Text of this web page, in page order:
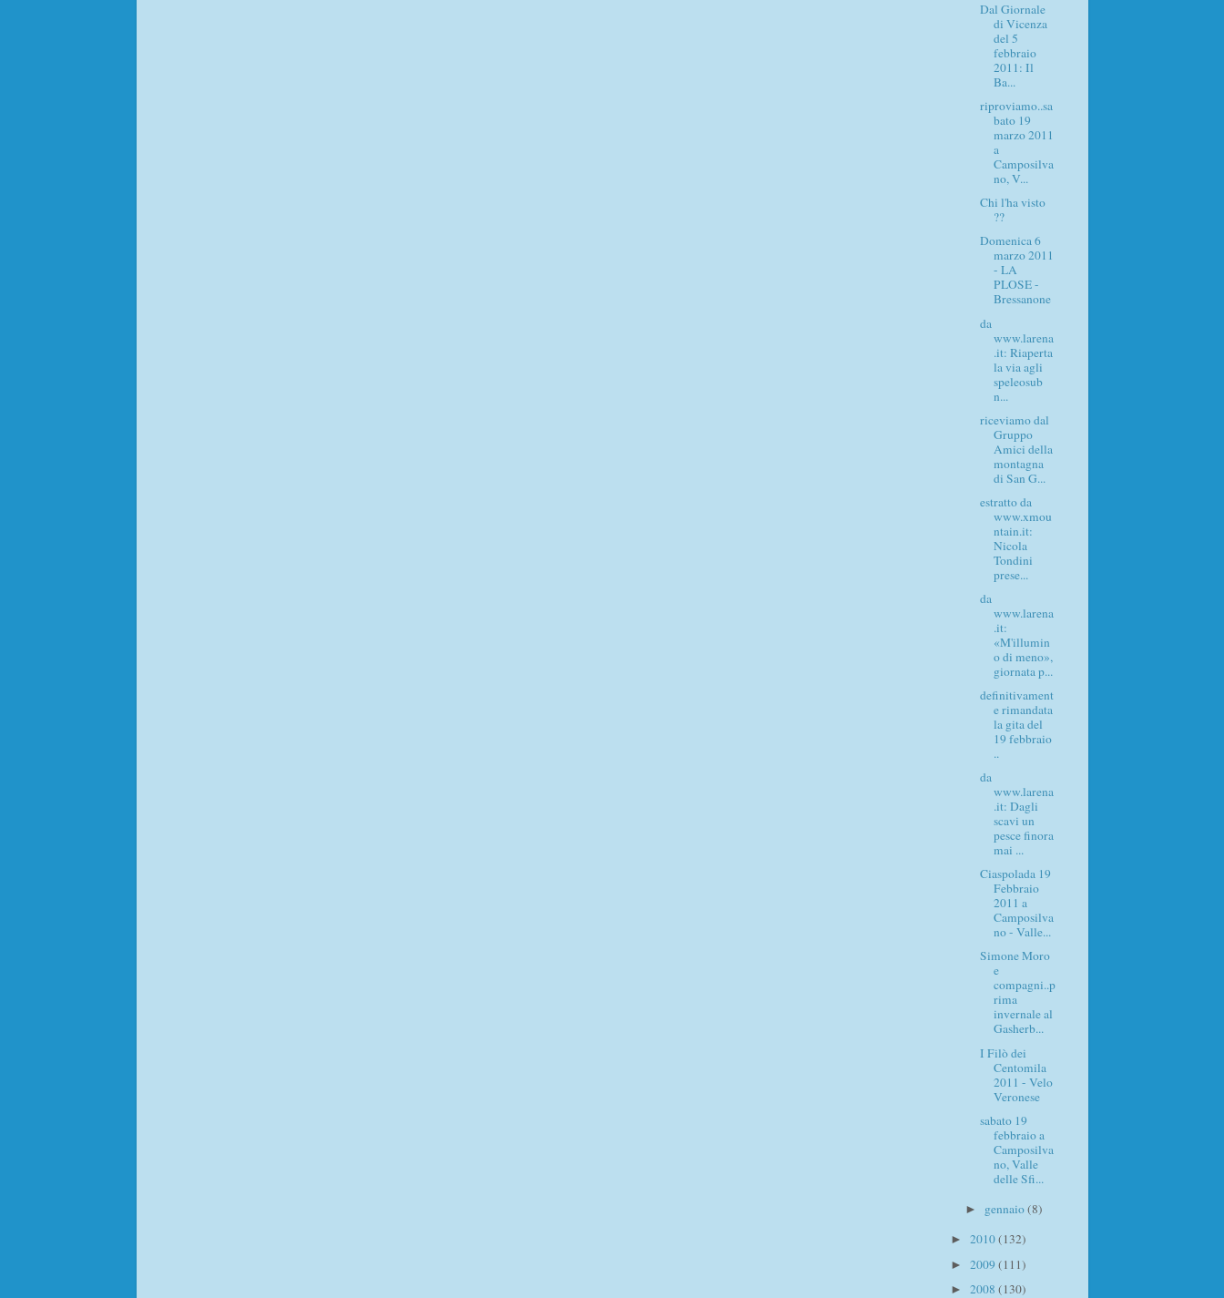
Dal Giornale
di Vicenza
del 5
febbraio
2011: Il
Ba...
riproviamo..sa
bato 19
marzo 2011
a
Camposilva
no, V...
Chi l'ha visto
??
Domenica 6
marzo 2011
- LA
PLOSE -
Bressanone
da
www.larena
.it: Riaperta
la via agli
speleosub
n...
riceviamo dal
Gruppo
Amici della
montagna
di San G...
estratto da
www.xmou
ntain.it:
Nicola
Tondini
prese...
da
www.larena
.it:
«M'illumin
o di meno»,
giornata p...
definitivament
e rimandata
la gita del
19 febbraio
..
da
www.larena
.it: Dagli
scavi un
pesce finora
mai ...
Ciaspolada 19
Febbraio
2011 a
Camposilva
no - Valle...
Simone Moro
e
compagni..p
rima
invernale al
Gasherb...
I Filò dei
Centomila
2011 - Velo
Veronese
sabato 19
febbraio a
Camposilva
no, Valle
delle Sfi...
► gennaio(8)
► 2010(132)
► 2009 (111)
► 2008 (130)